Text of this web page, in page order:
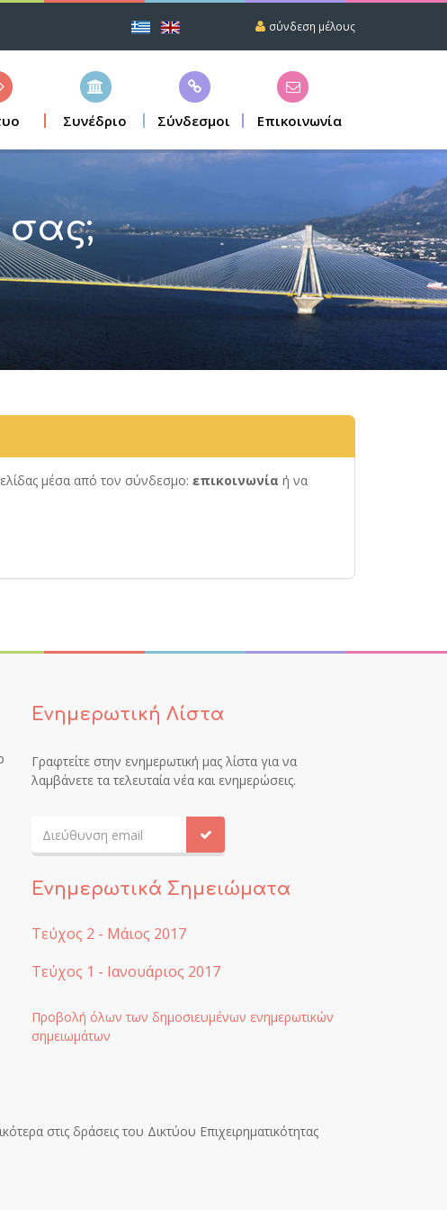
σύνδεση μέλους
Συνέδριο Σύνδεσμοι Επικοινωνία
σας;
μέσα από τον σύνδεσμο: επικοινωνία ή να
Ενημερωτική Λίστα
Γραφτείτε στην ενημερωτική μας λίστα για να
λαμβάνετε τα τελευταία νέα και ενημερώσεις.
Ενημερωτικά Σημειώματα
Τεύχος 2 - Μάιος 2017
Τεύχος 1 - Ιανουάριος 2017
Προβολή όλων των δημοσιευμένων ενημερωτικών
σημειωμάτων
στις δράσεις του Δικτύου Επιχειρηματικότητας